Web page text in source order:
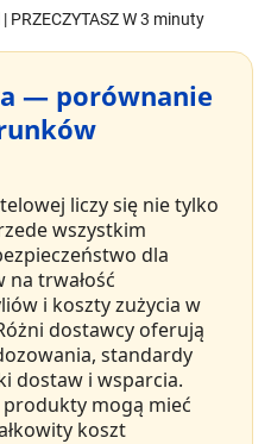
W 3 minuty
— porównanie
liczy się nie tylko
wszystkim
dla
na trwałość
i koszty zużycia w
dostawcy oferują
standardy
dostaw i wsparcia.
mogą mieć
koszt